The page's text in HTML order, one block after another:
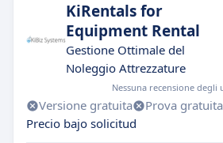
KiRentals for
Equipment Rental
Gestione Ottimale del
Noleggio Attrezzature
Nessuna recensione degli
Versione gratuita Prova gratuita
Precio bajo solicitud